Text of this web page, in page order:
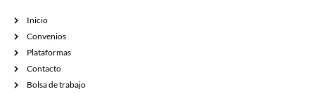
Inicio
Convenios
Plataformas
Contacto
Bolsa de trabajo